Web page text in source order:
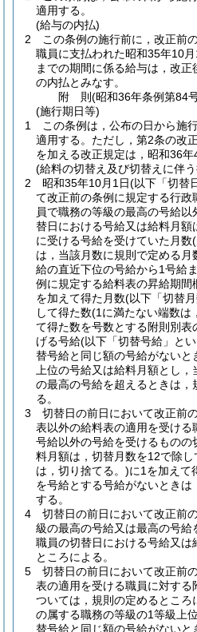
適用する。
(給与の内払)
2
この条例の施行前に，改正前
職員に支払われた昭和35年10
までの期間に係る給与は，改
の内払とみなす。
附 則(昭和36年条例第84
(施行期日等)
1
この条例は，公布の日から施
適用する。 ただし，第2条の改
を加える改正規定は，昭和36年
(給料の切替え及び切替えに伴
2
昭和35年10月1日(以下「切替
て改正前の条例に規定する行
員で職務の等級の最高の号給
替日における号給又は給料月額
に受ける号給を受けていた月数
は，当該月数に規則で定める月
給の直近下位の号給から1号給
例に規定する給料表の昇給期間
を加えて得た月数(以下「切替
して得た数(1に満たない端数は
て得た数を号数とする附則別表
げる号給(以下「切替号給」と
替号給と同じ額の号給がないと
上位の号給又は給料月額とし
の最高の号給を超えるときは，
る。
3
切替日の前日において改正前
表以外の給料表の適用を受け
号給以外の号給を受けるもの
料月額は，切替月数を12で除し
は，切り捨てる。)に1を加えて
を号給とする号給がないときは
する。
4
切替日の前日において改正前
級の最高の号給又は最高の号給
職員の切替日における号給又は
ところによる。
5
切替日の前日において改正前
表の適用を受ける職員に対する
ついては，規則の定めるとこ
の属する職務の等級の1等級上
替号給と同じ額の号給がないと